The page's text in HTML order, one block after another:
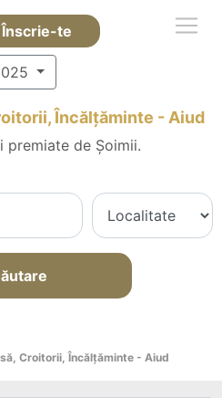
Înscrie-te
Încălțăminte - Aiud
premiate de Șoimii.
Croitorii, Încălțăminte - Aiud